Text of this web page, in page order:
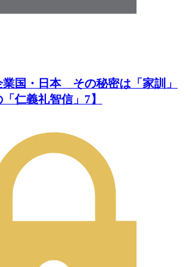
国・日本 その秘密は「家訓」
仁義礼智信」7】